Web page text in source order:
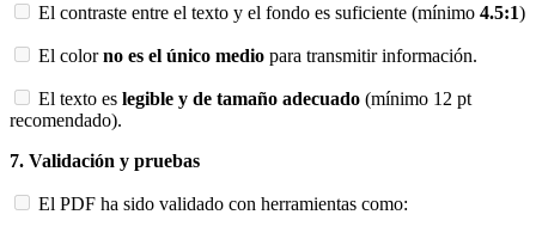
El contraste entre el texto y el fondo es suficiente (mínimo 4.5:1)
El colorno es el único medio para transmitir información.
El texto es legible y de tamaño adecuado (mínimo 12 pt
recomendado).
7. Validación y pruebas
El PDF ha sido validado con herramientas como: